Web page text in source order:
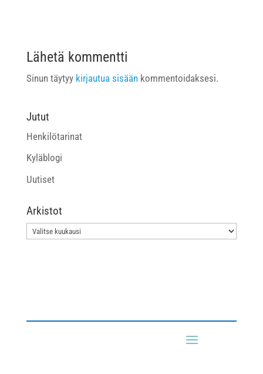
Lähetä kommentti
Sinun täytyy kirjautua sisäänkommentoidaksesi.
Jutut
Henkilötarinat
Kyläblogi
Uutiset
Arkistot
Arkistot